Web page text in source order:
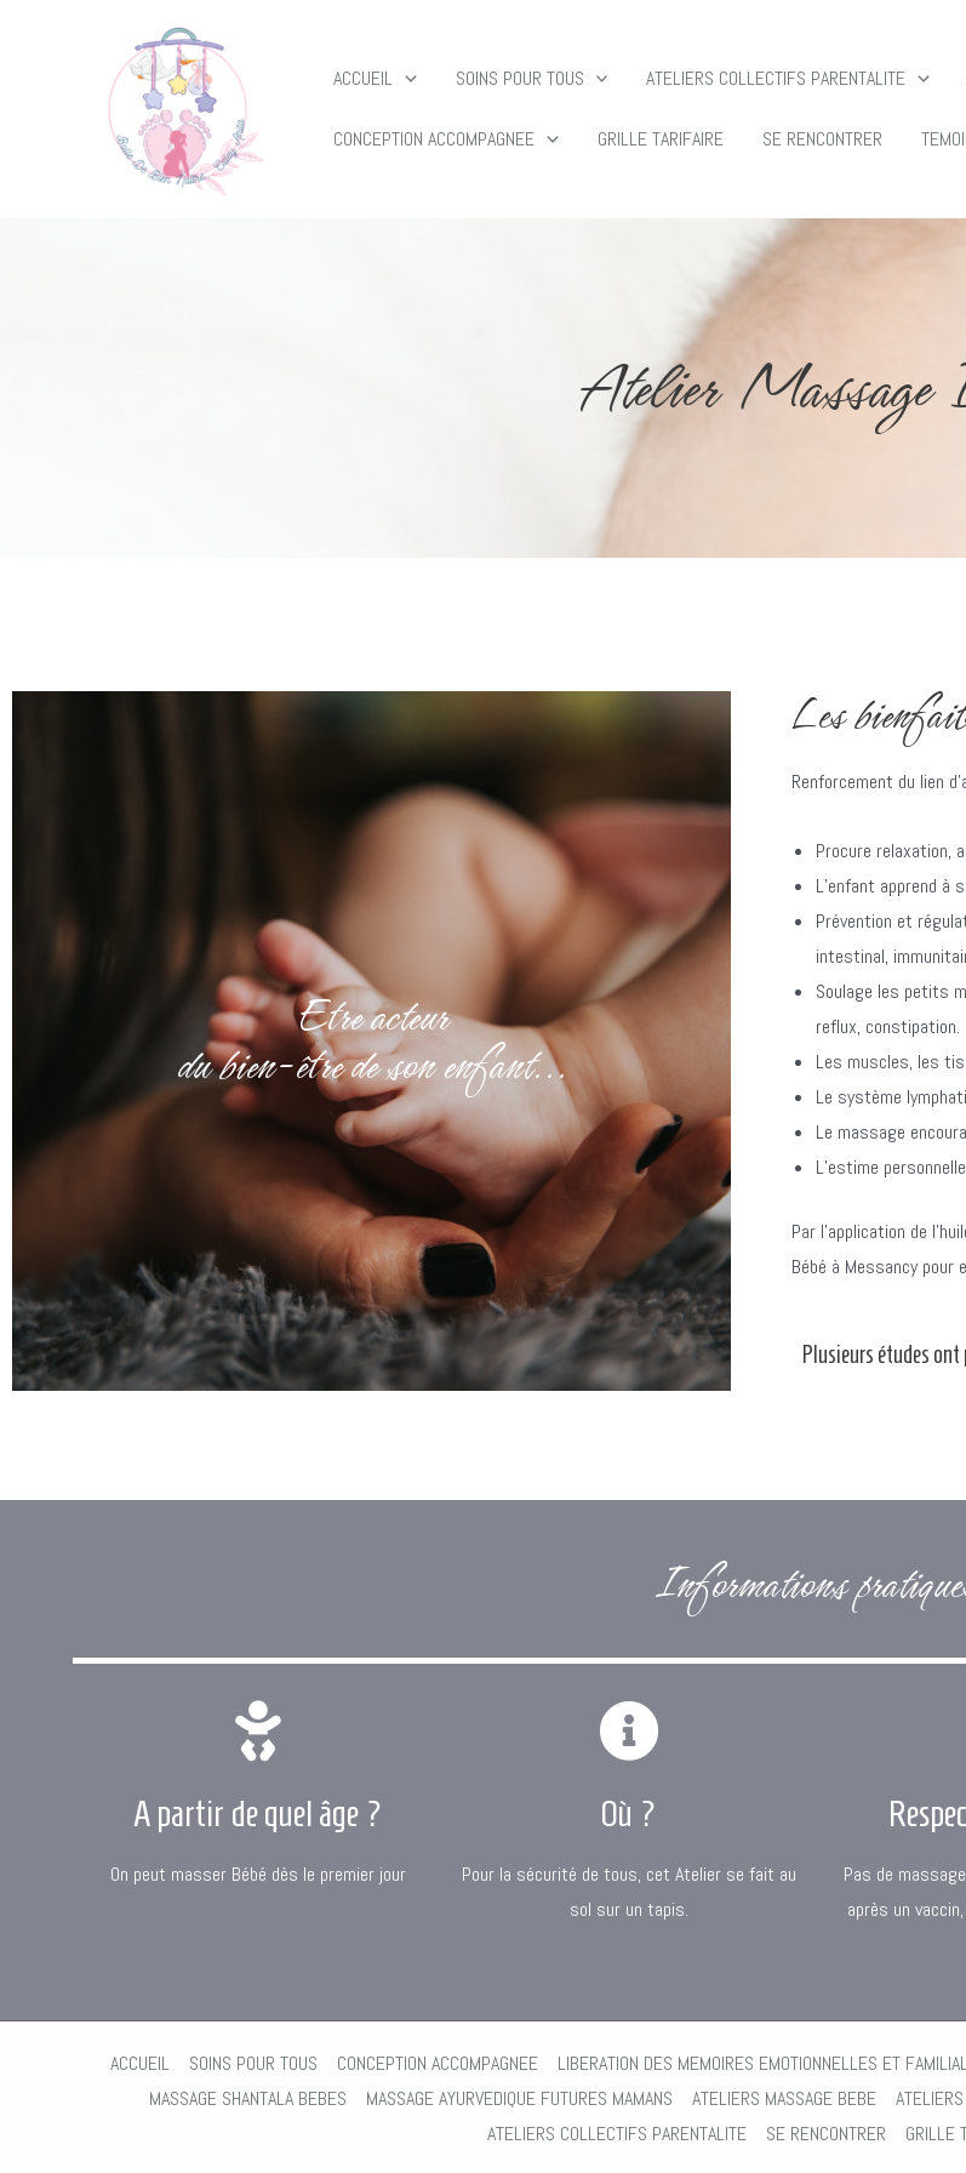
ACCUEIL SOINS POUR TOUS ATELIERS COLLECTIFS PARENTALITE
CONCEPTION ACCOMPAGNEE GRILLE TARIFAIRE SE RENCONTRER
Atelier Massage
Etre acteur
du bien-être de son enfant...
Les
Renforcement du lien
Procure relaxation,
L’enfant apprend à
Prévention et
intestinal,
Soulage les petits
reflux, constipation.
Les muscles, les
Le système
Le massage
L’estime
Par l’application de
Bébé à Messancy
Plusieurs études
Informations
A partir de quel âge ?
On peut masser Bébé dès le premier jour
Où ?
Pour la sécurité de tous, cet Atelier se fait au
sol sur un tapis.
Pas de
après un
ACCUEIL SOINS POUR TOUS CONCEPTION ACCOMPAGNEE LIBERATION DES MEMOIRES EMOTIONNELLES ET
MASSAGE SHANTALA BEBES
MASSAGE AYURVEDIQUE FUTURES MAMANS ATELIERS MASSAGE BEBE
ATELIERS COLLECTIFS PARENTALITE
SE RENCONTRER GRILLE